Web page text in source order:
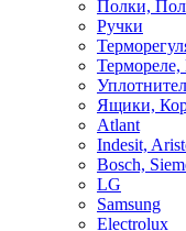
Полки,
Ручки
Ящики,
Atlant
Indesit,
Bosch,
LG
Samsung
Electrolux